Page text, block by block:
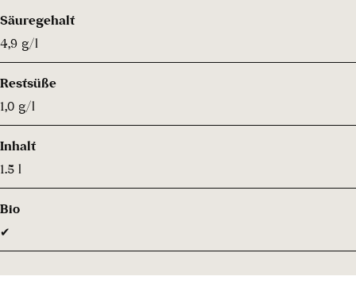
Säuregehalt
4,9 g/l
Restsüße
1,0 g/l
Inhalt
1.5 l
Bio
✔